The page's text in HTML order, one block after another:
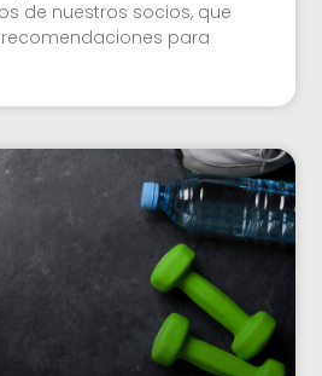
de nuestros socios, que
para